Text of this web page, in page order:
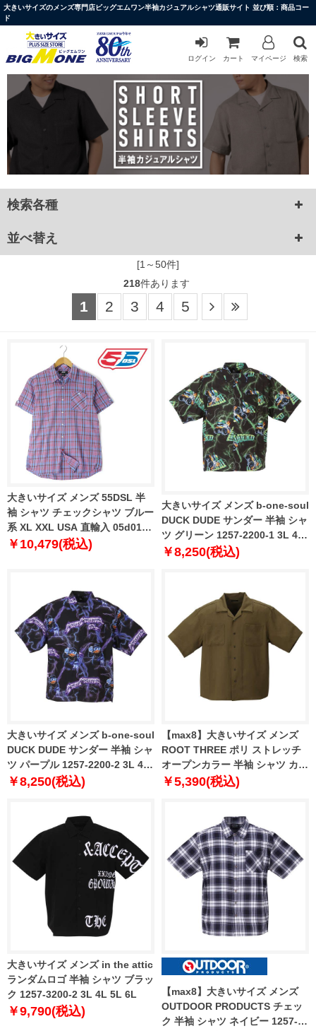
大きいサイズのメンズ専門店ビッグエムワン半袖カジュアルシャツ通販サイト 並び順：商品コー
ド
ログイン カート マイページ 検索
検索各種
並べ替え
[1～50件]
218件あります
1 2 3 4 5
大きいサイズ メンズ 55DSL 半
袖 シャツ チェックシャツ ブルー
系 XL XXL USA 直輸入 05d01z-
55a38-d002
￥10,479(税込)
大きいサイズ メンズ b-one-soul
DUCK DUDE サンダー 半袖 シャ
ツ グリーン 1257-2200-1 3L 4L
5L 6L
￥8,250(税込)
大きいサイズ メンズ b-one-soul
DUCK DUDE サンダー 半袖 シャ
ツ パープル 1257-2200-2 3L 4L
5L 6L
￥8,250(税込)
【max8】大きいサイズ メンズ
ROOT THREE ポリ ストレッチ
オープンカラー 半袖 シャツ カー
キ 1257-2210-3 3L 4L 5L 6L 7L
￥5,390(税込)
大きいサイズ メンズ in the attic
ランダムロゴ 半袖 シャツ ブラッ
ク 1257-3200-2 3L 4L 5L 6L
￥9,790(税込)
【max8】大きいサイズ メンズ
OUTDOOR PRODUCTS チェッ
ク 半袖 シャツ ネイビー 1257-